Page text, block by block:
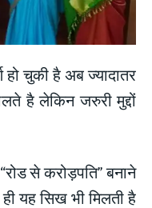
चुकी है अब ज्यादातर
है लेकिन जरुरी मुद्दों
से करोड़पति” बनाने
यह सिख भी मिलती है